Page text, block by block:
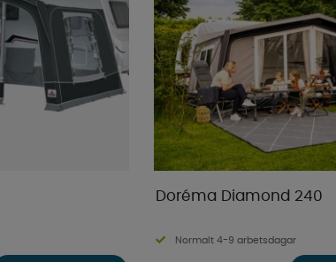
Doréma Diamond 240
Normalt 4-9 arbetsdagar